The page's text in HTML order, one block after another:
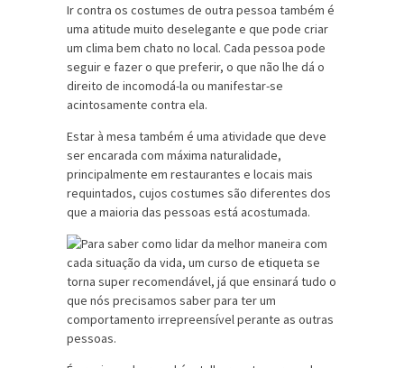
Ir contra os costumes de outra pessoa também é
uma atitude muito deselegante e que pode criar
um clima bem chato no local. Cada pessoa pode
seguir e fazer o que preferir, o que não lhe dá o
direito de incomodá-la ou manifestar-se
acintosamente contra ela.
Estar à mesa também é uma atividade que deve
ser encarada com máxima naturalidade,
principalmente em restaurantes e locais mais
requintados, cujos costumes são diferentes dos
que a maioria das pessoas está acostumada.